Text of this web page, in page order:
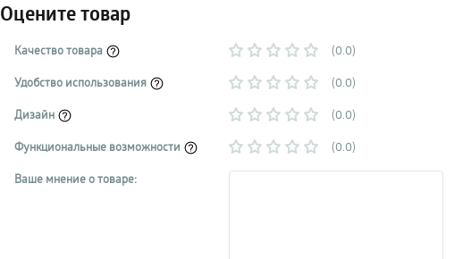
Оцените товар
Качество товара
(0.0)
Удобство использования
(0.0)
Дизайн
(0.0)
Функциональные возможности
(0.0)
Ваше мнение о товаре: